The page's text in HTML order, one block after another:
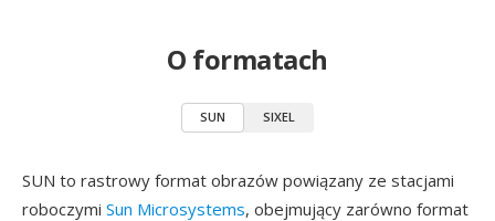
O formatach
SUN SIXEL
SUN to rastrowy format obrazów powiązany ze stacjami
roboczymi Sun Microsystems, obejmujący zarówno format